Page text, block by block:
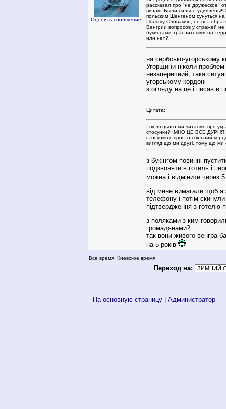
Оценить сообщение!
рассказал про "не дружеское"
визам. Были сильно
польским Шенгеном сунуться
Польшу-Словакию, но вот
Венгрии вопросов у стражей
букингами транзитными на
или нет?!
на сербсько-угорському
Угорщини ніколи
незаперечний, така
угорському кордоні
з огляду на це і писав в
Цитата:
І після цього ми читаємо про
стосунки? ІМНО ЦЕ ВСЕ ДУРНЯ!
стосунків є просто спільний
вигляд що ми друзі, тому що ми
з букінгом повинні
подзвоняти в готель і
можна і відмінити через
від мене вимагали щоб я
телефону і потім
підтвердження з готелю
з поляками з ким
громадянами?
так вони живого венгра
на 5 років
Все время: Киевское время
Переход на:
На основную страницу Администратор